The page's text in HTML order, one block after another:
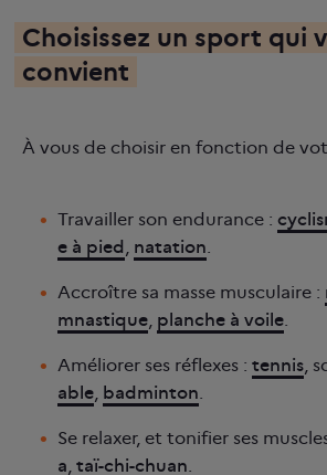
Choisissez un sport qui
convient
À vous de choisir en fonction de
Travailler son endurance :
e à pied , natation.
Accroître sa masse musculaire :
mnastique, planche à voile.
Améliorer ses réflexes : tennis,
able, badminton.
Se relaxer, et tonifier ses
a, taï-chi-chuan.